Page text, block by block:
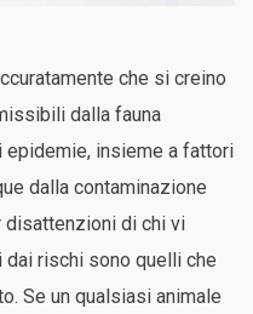
che si creino
dalla fauna
epidemie, insieme a fattori
dalla contaminazione
di chi vi
dai rischi sono quelli che
Se un qualsiasi animale